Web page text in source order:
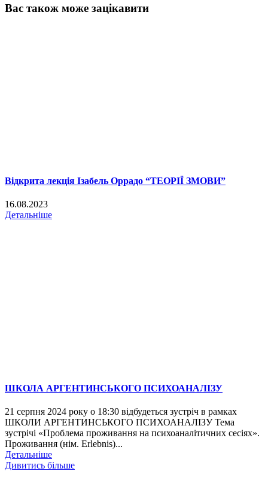
Вас також може зацікавити
Відкрита лекція Ізабель Оррадо “ТЕОРІЇ ЗМОВИ”
16.08.2023
Детальніше
ШКОЛА АРГЕНТИНСЬКОГО ПСИХОАНАЛІЗУ
21 серпня 2024 року о 18:30 відбудеться зустріч в рамках
ШКОЛИ АРГЕНТИНСЬКОГО ПСИХОАНАЛІЗУ Тема
зустрічі «Проблема проживання на психоаналітичних сесіях».
Проживання (нім. Erlebnis)...
Детальніше
Дивитись більше